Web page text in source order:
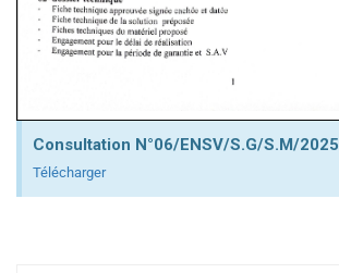
Consultation N°06/ENSV/S.G/S.M/2025
Télécharger